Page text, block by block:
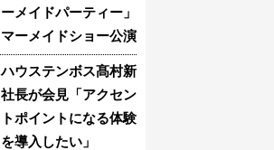
ーメイドパーティー」
マーメイドショー公演
ハウステンボス髙村新
社長が会見「アクセン
トポイントになる体験
を導入したい」